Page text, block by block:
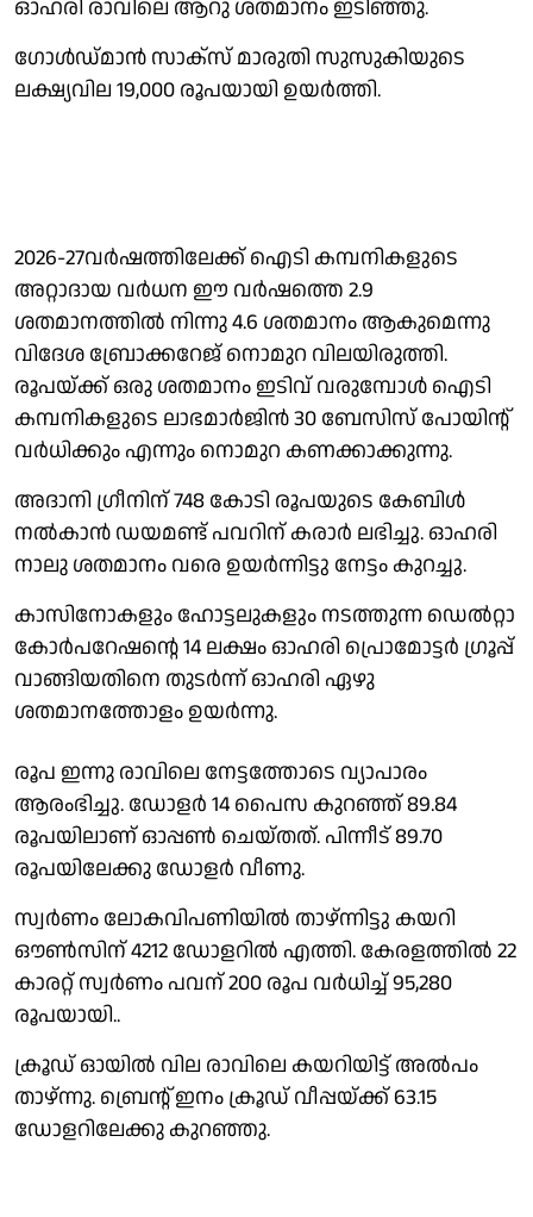
ഓഹരി രാവിലെ ആറു ശതമാനം ഇടിഞ്ഞു.
ഗോൾഡ്മാൻ സാക്സ് മാരുതി സുസുകിയുടെ
ലക്ഷ്യവില 19,000 രൂപയായി ഉയർത്തി.
2026-27വർഷത്തിലേക്ക് ഐടി കമ്പനികളുടെ
അറ്റാദായ വർധന ഈ വർഷത്തെ 2.9
ശതമാനത്തിൽ നിന്നു 4.6 ശതമാനം ആകുമെന്നു
വിദേശ ബ്രോക്കറേജ് നൊമുറ വിലയിരുത്തി.
രൂപയ്ക്ക് ഒരു ശതമാനം ഇടിവ് വരുമ്പോൾ ഐടി
കമ്പനികളുടെ ലാഭമാർജിൻ 30 ബേസിസ് പോയിൻ്റ്
വർധിക്കും എന്നും നൊമുറ കണക്കാക്കുന്നു.
അദാനി ഗ്രീനിന് 748 കോടി രൂപയുടെ കേബിൾ
നൽകാൻ ഡയമണ്ട് പവറിന് കരാർ ലഭിച്ചു. ഓഹരി
നാലു ശതമാനം വരെ ഉയർന്നിട്ടു നേട്ടം കുറച്ചു.
കാസിനോകളും ഹോട്ടലുകളും നടത്തുന്ന ഡെൽറ്റാ
കോർപറേഷൻ്റെ 14 ലക്ഷം ഓഹരി പ്രൊമോട്ടർ ഗ്രൂപ്പ്
വാങ്ങിയതിനെ തുടർന്ന് ഓഹരി ഏഴു
ശതമാനത്തോളം ഉയർന്നു.
രൂപ ഇന്നു രാവിലെ നേട്ടത്തോടെ വ്യാപാരം
ആരംഭിച്ചു. ഡോളർ 14 പൈസ കുറഞ്ഞ് 89.84
രൂപയിലാണ് ഓപ്പൺ ചെയ്തത്. പിന്നീട് 89.70
രൂപയിലേക്കു ഡോളർ വീണു.
സ്വർണം ലോകവിപണിയിൽ താഴ്ന്നിട്ടു കയറി
ഔൺസിന് 4212 ഡോളറിൽ എത്തി. കേരളത്തിൽ 22
കാരറ്റ് സ്വർണം പവന് 200 രൂപ വർധിച്ച് 95,280
രൂപയായി..
ക്രൂഡ് ഓയിൽ വില രാവിലെ കയറിയിട്ട് അൽപം
താഴ്ന്നു. ബ്രെൻ്റ് ഇനം ക്രൂഡ് വീപ്പയ്ക്ക് 63.15
ഡോളറിലേക്കു കുറഞ്ഞു.